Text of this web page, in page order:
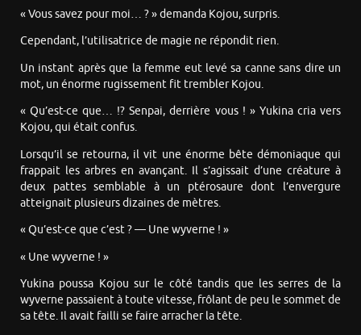
« Vous savez pour moi… ? » demanda Kojou, surpris.
Cependant, l’utilisatrice de magie ne répondit rien.
Un instant après que la femme eut levé sa canne sans dire un
mot, un énorme rugissement fit trembler Kojou.
« Qu’est-ce que… !? Senpai, derrière vous ! » Yukina cria vers
Kojou, qui était confus.
Lorsqu’il se retourna, il vit une énorme bête démoniaque qui
frappait les arbres en avançant. Il s’agissait d’une créature à
deux pattes semblable à un ptérosaure dont l’envergure
atteignait plusieurs dizaines de mètres.
« Qu’est-ce que c’est ? — Une wyverne ! »
« Une wyverne ! »
Yukina poussa Kojou sur le côté tandis que les serres de la
wyverne passaient à toute vitesse, frôlant de peu le sommet de
sa tête. Il avait failli se faire arracher la tête.